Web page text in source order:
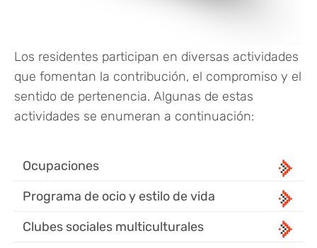
Los residentes participan en diversas actividades
que fomentan la contribución, el compromiso y el
sentido de pertenencia. Algunas de estas
actividades se enumeran a continuación:
Ocupaciones
Programa de ocio y estilo de vida
Clubes sociales multiculturales